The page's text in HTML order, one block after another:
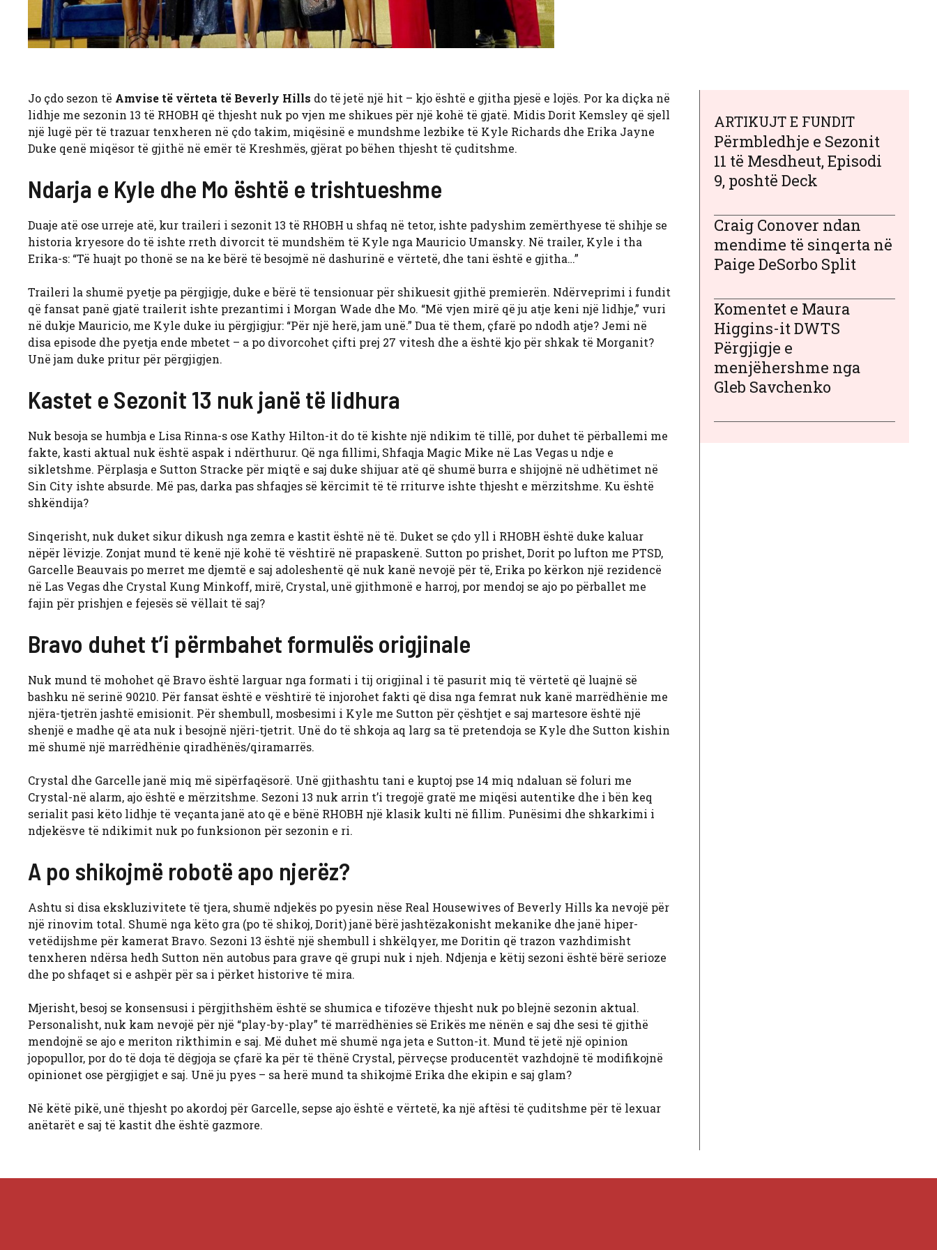
Jo çdo sezon të Amvise të vërteta të Beverly Hills do të jetë një hit – kjo është e gjitha pjesë e lojës. Por ka diçka në
lidhje me sezonin 13 të RHOBH që thjesht nuk po vjen me shikues për një kohë të gjatë. Midis Dorit Kemsley që sjell
një lugë për të trazuar tenxheren në çdo takim, miqësinë e mundshme lezbike të Kyle Richards dhe Erika Jayne
Duke qenë miqësor të gjithë në emër të Kreshmës, gjërat po bëhen thjesht të çuditshme.
Ndarja e Kyle dhe Mo është e trishtueshme
Duaje atë ose urreje atë, kur traileri i sezonit 13 të RHOBH u shfaq në tetor, ishte padyshim zemërthyese të shihje se
historia kryesore do të ishte rreth divorcit të mundshëm të Kyle nga Mauricio Umansky. Në trailer, Kyle i tha
Erika-s: “Të huajt po thonë se na ke bërë të besojmë në dashurinë e vërtetë, dhe tani është e gjitha…”
Traileri la shumë pyetje pa përgjigje, duke e bërë të tensionuar për shikuesit gjithë premierën. Ndërveprimi i fundit
që fansat panë gjatë trailerit ishte prezantimi i Morgan Wade dhe Mo. “Më vjen mirë që ju atje keni një lidhje,” vuri
në dukje Mauricio, me Kyle duke iu përgjigjur: “Për një herë, jam unë.” Dua të them, çfarë po ndodh atje? Jemi në
disa episode dhe pyetja ende mbetet – a po divorcohet çifti prej 27 vitesh dhe a është kjo për shkak të Morganit?
Unë jam duke pritur për përgjigjen.
Kastet e Sezonit 13 nuk janë të lidhura
Nuk besoja se humbja e Lisa Rinna-s ose Kathy Hilton-it do të kishte një ndikim të tillë, por duhet të përballemi me
fakte, kasti aktual nuk është aspak i ndërthurur. Që nga fillimi, Shfaqja Magic Mike në Las Vegas u ndje e
sikletshme. Përplasja e Sutton Stracke për miqtë e saj duke shijuar atë që shumë burra e shijojnë në udhëtimet në
Sin City ishte absurde. Më pas, darka pas shfaqjes së kërcimit të të rriturve ishte thjesht e mërzitshme. Ku është
shkëndija?
Sinqerisht, nuk duket sikur dikush nga zemra e kastit është në të. Duket se çdo yll i RHOBH është duke kaluar
nëpër lëvizje. Zonjat mund të kenë një kohë të vështirë në prapaskenë. Sutton po prishet, Dorit po lufton me PTSD,
Garcelle Beauvais po merret me djemtë e saj adoleshentë që nuk kanë nevojë për të, Erika po kërkon një rezidencë
në Las Vegas dhe Crystal Kung Minkoff, mirë, Crystal, unë gjithmonë e harroj, por mendoj se ajo po përballet me
fajin për prishjen e fejesës së vëllait të saj?
Bravo duhet t’i përmbahet formulës origjinale
Nuk mund të mohohet që Bravo është larguar nga formati i tij origjinal i të pasurit miq të vërtetë që luajnë së
bashku në serinë 90210. Për fansat është e vështirë të injorohet fakti që disa nga femrat nuk kanë marrëdhënie me
njëra-tjetrën jashtë emisionit. Për shembull, mosbesimi i Kyle me Sutton për çështjet e saj martesore është një
shenjë e madhe që ata nuk i besojnë njëri-tjetrit. Unë do të shkoja aq larg sa të pretendoja se Kyle dhe Sutton kishin
më shumë një marrëdhënie qiradhënës/qiramarrës.
Crystal dhe Garcelle janë miq më sipërfaqësorë. Unë gjithashtu tani e kuptoj pse 14 miq ndaluan së foluri me
Crystal-në alarm, ajo është e mërzitshme. Sezoni 13 nuk arrin t’i tregojë gratë me miqësi autentike dhe i bën keq
serialit pasi këto lidhje të veçanta janë ato që e bënë RHOBH një klasik kulti në fillim. Punësimi dhe shkarkimi i
ndjekësve të ndikimit nuk po funksionon për sezonin e ri.
A po shikojmë robotë apo njerëz?
Ashtu si disa ekskluzivitete të tjera, shumë ndjekës po pyesin nëse Real Housewives of Beverly Hills ka nevojë për
një rinovim total. Shumë nga këto gra (po të shikoj, Dorit) janë bërë jashtëzakonisht mekanike dhe janë hiper-
vetëdijshme për kamerat Bravo. Sezoni 13 është një shembull i shkëlqyer, me Doritin që trazon vazhdimisht
tenxheren ndërsa hedh Sutton nën autobus para grave që grupi nuk i njeh. Ndjenja e këtij sezoni është bërë serioze
dhe po shfaqet si e ashpër për sa i përket historive të mira.
Mjerisht, besoj se konsensusi i përgjithshëm është se shumica e tifozëve thjesht nuk po blejnë sezonin aktual.
Personalisht, nuk kam nevojë për një “play-by-play” të marrëdhënies së Erikës me nënën e saj dhe sesi të gjithë
mendojnë se ajo e meriton rikthimin e saj. Më duhet më shumë nga jeta e Sutton-it. Mund të jetë një opinion
jopopullor, por do të doja të dëgjoja se çfarë ka për të thënë Crystal, përveçse producentët vazhdojnë të modifikojnë
opinionet ose përgjigjet e saj. Unë ju pyes – sa herë mund ta shikojmë Erika dhe ekipin e saj glam?
Në këtë pikë, unë thjesht po akordoj për Garcelle, sepse ajo është e vërtetë, ka një aftësi të çuditshme për të lexuar
anëtarët e saj të kastit dhe është gazmore.
ARTIKUJT E FUNDIT
Përmbledhje e Sezonit
11 të Mesdheut, Episodi
9, poshtë Deck
Craig Conover ndan
mendime të sinqerta në
Paige DeSorbo Split
Komentet e Maura
Higgins-it DWTS
Përgjigje e
menjëhershme nga
Gleb Savchenko